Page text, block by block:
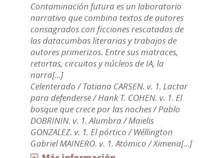
Contaminación futura es un laboratorio
narrativo que combina textos de autores
consagrados con ficciones rescatadas de
las datacumbas literarias y trabajos de
autores primerizos. Entre sus matraces,
retortas, circuitos y núcleos de IA, la
narra[...]
Celenterado / Tatiana CARSEN. v. 1. Lactar
para defenderse / Hank T. COHEN. v. 1. El
bosque que crece por las noches / Pablo
DOBRININ. v. 1. Alumbra / Maielis
GONZALEZ. v. 1. El pórtico / Wéllington
Gabriel MAINERO. v. 1. Atómico / Ximena[...]